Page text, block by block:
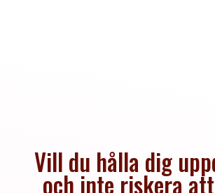
Vill du hålla dig
och inte riskera